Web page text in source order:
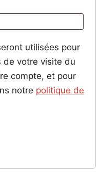
utilisées pour
de votre visite du
compte, et pour
notre politique de